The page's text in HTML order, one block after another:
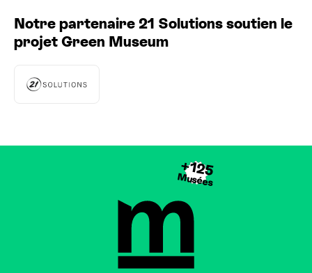
Notre partenaire 21 Solutions soutien le
projet Green Museum
+125
Musées
Brussels Museums